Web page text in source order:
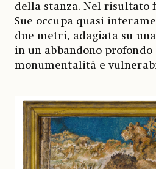
della stanza. Nel risultato
Sue occupa quasi
due metri, adagiata su
in un abbandono profondo
monumentalità e